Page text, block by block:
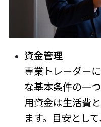
資金管理
専業トレーダー
な基本条件の一
用資金は生活費
ます。目安とし